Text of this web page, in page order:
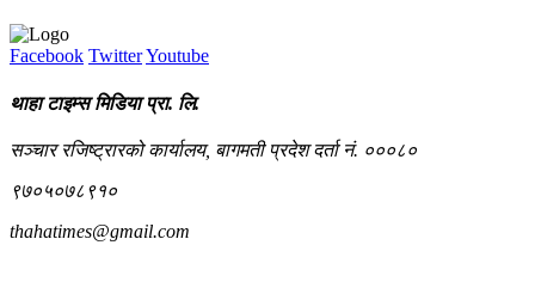
Facebook TwitterYoutube
थाहा टाइम्स मिडिया प्रा. लि.
सञ्चार रजिष्ट्रारको कार्यालय, बागमती प्रदेश दर्ता नं. ०००८०
९७०५०७८९१०
thahatimes@gmail.com